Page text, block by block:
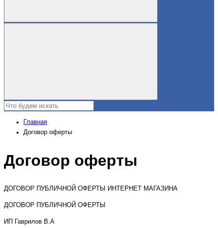
Главная
Договор оферты
Договор оферты
ДОГОВОР ПУБЛИЧНОЙ ОФЕРТЫ ИНТЕРНЕТ МАГАЗИНА
ДОГОВОР ПУБЛИЧНОЙ ОФЕРТЫ
ИП Гаврилов В.А